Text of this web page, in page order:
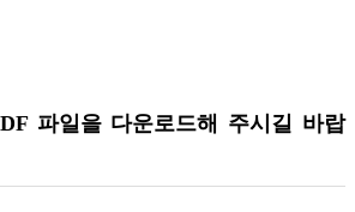
파일을 다운로드해 주시길 바랍